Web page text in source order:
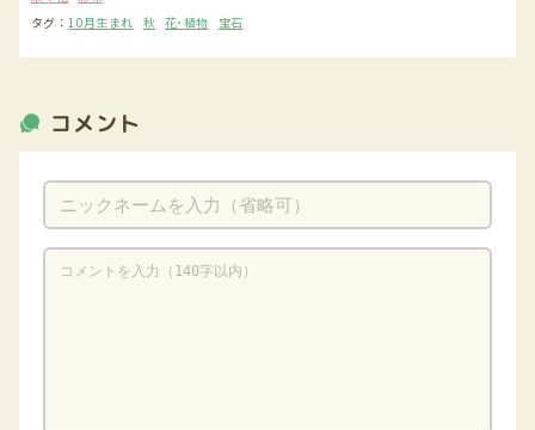
タグ：10月生まれ 秋 花･植物 宝石
コメント